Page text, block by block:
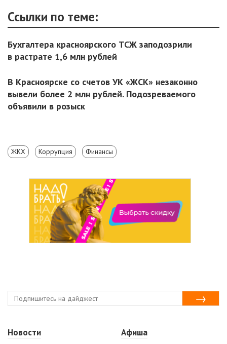
Ссылки по теме:
Бухгалтера красноярского ТСЖ заподозрили
в растрате 1,6 млн рублей
В Красноярске со счетов УК «ЖСК» незаконно
вывели более 2 млн рублей. Подозреваемого
объявили в розыск
ЖКХ Коррупция Финансы
Новости
Афиша